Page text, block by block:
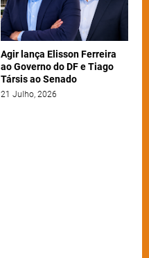
Agir lança Elisson Ferreira
ao Governo do DF e Tiago
Társis ao Senado
21 Julho, 2026